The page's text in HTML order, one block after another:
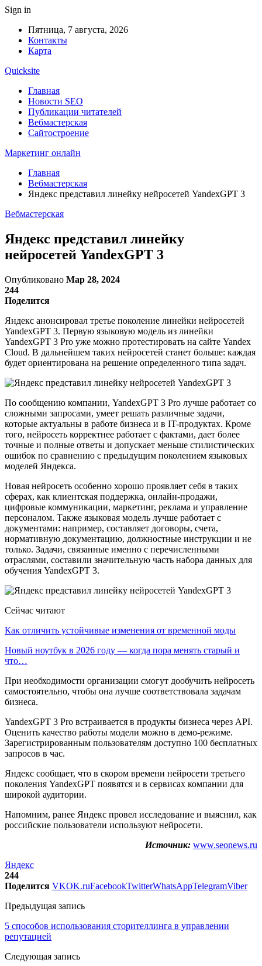
Sign in
Пятница, 7 августа, 2026
Контакты
Карта
Quicksite
Главная
Новости SEO
Публикации читателей
Вебмастерская
Сайтостроение
Маркетинг онлайн
Главная
Вебмастерская
Яндекс представил линейку нейросетей YandexGPT 3
Вебмастерская
Яндекс представил линейку
нейросетей YandexGPT 3
Опубликовано Мар 28, 2024
244
Поделится
Яндекс анонсировал третье поколение линейки нейросетей
YandexGPT 3. Первую языковую модель из линейки
YandexGPT 3 Pro уже можно протестировать на сайте Yandex
Cloud. В дальнейшем таких нейросетей станет больше: каждая
будет ориентирована на решение определенного типа задач.
По сообщению компании, YandexGPT 3 Pro лучше работает со
сложными запросами, умеет решать различные задачи,
которые актуальны в работе бизнеса и в IT-продуктах. Кроме
того, нейросеть корректнее работает с фактами, дает более
точные и полные ответы и допускает меньше стилистических
ошибок по сравнению с предыдущим поколением языковых
моделей Яндекса.
Новая нейросеть особенно хорошо проявляет себя в таких
сферах, как клиентская поддержка, онлайн-продажи,
цифровые коммуникации, маркетинг, реклама и управление
персоналом. Также языковая модель лучше работает с
документами: например, составляет договоры, счета,
нормативную документацию, должностные инструкции и не
только. Задачи, связанные именно с перечисленными
отраслями, составили значительную часть набора данных для
обучения YandexGPT 3.
Сейчас читают
Как отличить устойчивые изменения от временной моды
Новый ноутбук в 2026 году — когда пора менять старый и
что…
При необходимости организации смогут дообучить нейросеть
самостоятельно, чтобы она лучше соответствовала задачам
бизнеса.
YandexGPT 3 Pro встраивается в продукты бизнеса через API.
Оценить качество работы модели можно в демо-режиме.
Зарегистрированным пользователям доступно 100 бесплатных
запросов в час.
Яндекс сообщает, что в скором времени нейросети третьего
поколения YandexGPT появятся и в сервисах компании для
широкой аудитории.
Напомним, ранее Яндекс провел исследование и выяснил, как
российские пользователи используют нейросети.
Источник: www.seonews.ru
Яндекс
244
Поделится VKOK.ruFacebookTwitterWhatsAppTelegramViber
Предыдущая запись
5 способов использования сторителлинга в управлении
репутацией
Следующая запись